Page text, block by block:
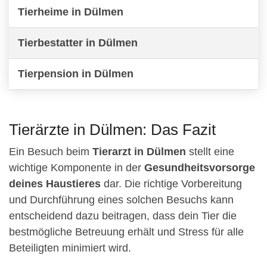
Tierheime in Dülmen
Tierbestatter in Dülmen
Tierpension in Dülmen
Tierärzte in Dülmen: Das Fazit
Ein Besuch beim Tierarzt in Dülmen stellt eine
wichtige Komponente in der Gesundheitsvorsorge
deines Haustieres dar. Die richtige Vorbereitung
und Durchführung eines solchen Besuchs kann
entscheidend dazu beitragen, dass dein Tier die
bestmögliche Betreuung erhält und Stress für alle
Beteiligten minimiert wird.